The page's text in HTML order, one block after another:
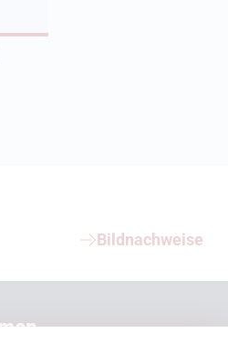
Bildnachweise